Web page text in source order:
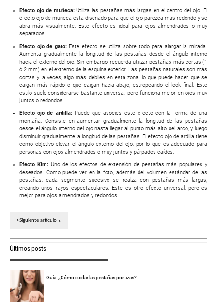
Efecto ojo de muñeca:Utiliza las pestañas más largas en el centro del ojo. El
efecto ojo de muñeca está diseñado para que el ojo parezca más redondo y se
abra más visualmente. Este efecto es ideal para ojos almendrados o muy
separados.
Efecto ojo de gato:Este efecto se utiliza sobre todo para alargar la mirada.
Aumenta gradualmente la longitud de las pestañas desde el ángulo interno
hacia el externo del ojo. Sin embargo, recuerda utilizar pestañas más cortas (1
ó 2 mm) en el extremo de la esquina exterior. Las pestañas naturales son más
cortas y, a veces, algo más débiles en esta zona, lo que puede hacer que se
caigan más rápido o que caigan hacia abajo, estropeando el look final. Este
estilo suele considerarse bastante universal, pero funciona mejor en ojos muy
juntos o redondos.
Efecto ojo de ardilla:Puede que asocies este efecto con la forma de una
montaña. Consiste en aumentar gradualmente la longitud de las pestañas
desde el ángulo interno del ojo hasta llegar al punto más alto del arco, y luego
disminuir gradualmente la longitud de las pestañas. El efecto ojo de ardilla tiene
como objetivo elevar el ángulo externo del ojo, por lo que es adecuado para
personas con ojos almendrados o muy juntos y párpados caídos.
Efecto Kim:Uno de los efectos de extensión de pestañas más populares y
deseados. Como puede ver en la foto, además del volumen estándar de las
pestañas, cada segmento sucesivo se realza con pestañas más largas,
creando unos rayos espectaculares. Este es otro efecto universal, pero es
mejor para ojos almendrados y redondos.
>Siguiente artículo
Últimos posts
Guía: ¿Cómo cuidar las pestañas postizas?